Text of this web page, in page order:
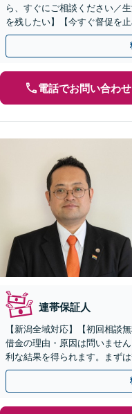
ら、すぐにご相談ください／
を残したい】【今すぐ督促を
理・法人破産いずれも対応。
電話でお問い合わせ
連帯保証人
【新潟全域対応】【初回相談
借金の理由・原因は問いませ
利な結果を得られます。まず
とともに最善の解決策を話し